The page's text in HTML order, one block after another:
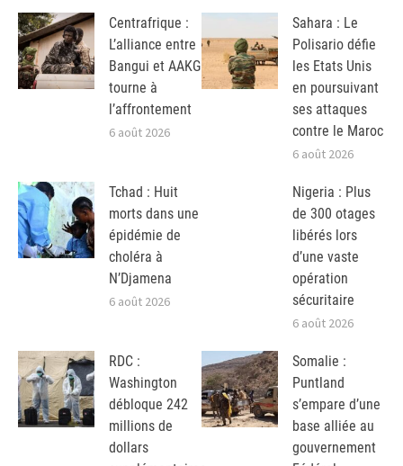
Centrafrique :
L’alliance entre
Bangui et AAKG
tourne à
l’affrontement
6 août 2026
Sahara : Le
Polisario défie
les Etats Unis
en poursuivant
ses attaques
contre le Maroc
6 août 2026
Tchad : Huit
morts dans une
épidémie de
choléra à
N’Djamena
6 août 2026
Nigeria : Plus
de 300 otages
libérés lors
d’une vaste
opération
sécuritaire
6 août 2026
RDC :
Washington
débloque 242
millions de
dollars
Somalie :
Puntland
s’empare d’une
base alliée au
gouvernement